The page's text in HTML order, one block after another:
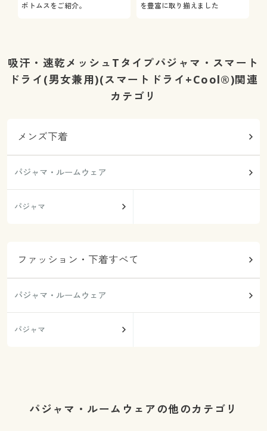
ボトムスをご紹介。
を豊富に取り揃えました
吸汗・速乾メッシュTタイプパジャマ・スマート
ドライ(男女兼用)(スマートドライ+Cool®)関連
カテゴリ
メンズ下着
パジャマ・ルームウェア
パジャマ
ファッション・下着すべて
パジャマ・ルームウェア
パジャマ
パジャマ・ルームウェアの他のカテゴリ